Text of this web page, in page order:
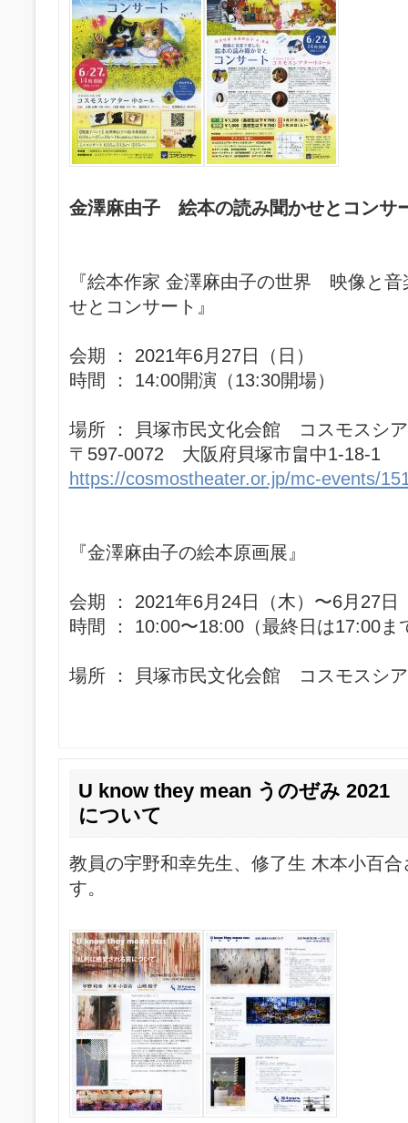
金澤麻由子 絵本の読み聞かせとコンサ
『絵本作家 金澤麻由子の世界 映像と
せとコンサート』
会期 ： 2021年6月27日（日）
時間 ： 14:00開演（13:30開場）
場所 ： 貝塚市民文化会館 コスモスシ
〒597-0072 大阪府貝塚市畠中1-18-1
https://cosmostheater.or.jp/mc-events/
『金澤麻由子の絵本原画展』
会期 ： 2021年6月24日（木）〜6月27日
時間 ： 10:00〜18:00（最終日は17:00ま
場所 ： 貝塚市民文化会館 コスモスシ
U know they mean うのぜみ 2021
について
教員の宇野和幸先生、修了生 木本小百
す。